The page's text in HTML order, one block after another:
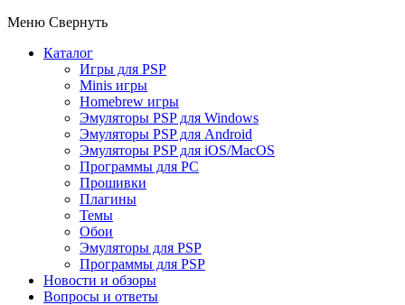
Меню Свернуть
Каталог
Игры для PSP
Minis игры
Homebrew игры
Эмуляторы PSP для Windows
Эмуляторы PSP для Android
Эмуляторы PSP для iOS/MacOS
Программы для PC
Прошивки
Плагины
Темы
Обои
Эмуляторы для PSP
Программы для PSP
Новости и обзоры
Вопросы и ответы